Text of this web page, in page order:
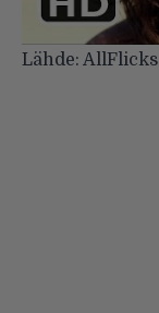
Lähde: AllFlicks